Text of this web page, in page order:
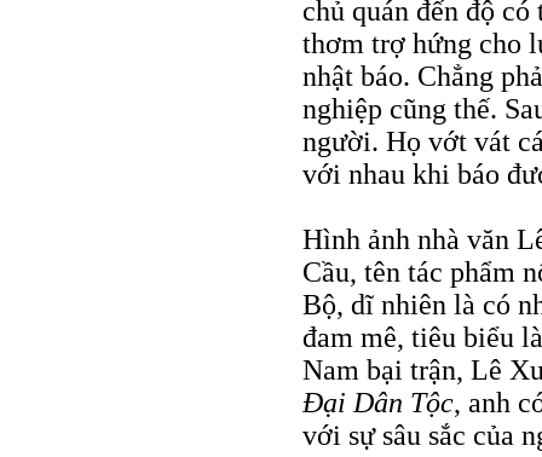
chủ quán đến độ
thơm trợ hứng cho
nhật báo. Chẳng
nghiệp cũng thế.
người. Họ vớt vát
với nhau khi báo
Hình ảnh nhà văn
Cầu, tên tác phẩm
Bộ, dĩ nhiên là có
đam mê, tiêu biểu
Nam bại trận, Lê
Ðại Dân Tộc, anh
với sự sâu sắc của